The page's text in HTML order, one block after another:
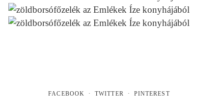
FACEBOOK TWITTER PINTEREST